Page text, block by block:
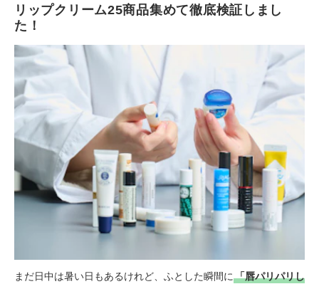
リップクリーム25商品集めて徹底検証しまし
た！
まだ日中は暑い日もあるけれど、ふとした瞬間に 「唇パリパリし